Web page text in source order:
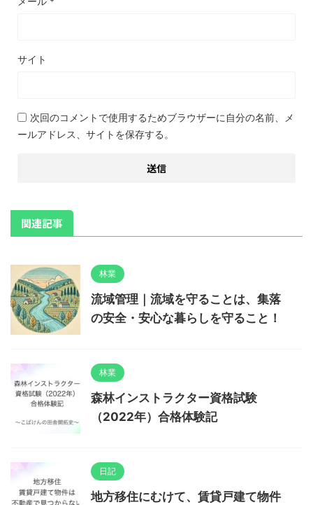
サイト
次回のコメントで使用するためブラウザーに自分の名前、メ
ールアドレス、サイトを保存する。
関連記事
林業
流域管理｜流域を守ることは、集落
の安全・安心な暮らしを守ること！
林業
森林インストラクター資格試験
（2022年）合格体験記
日記
地方移住にむけて、賃貸戸建て物件